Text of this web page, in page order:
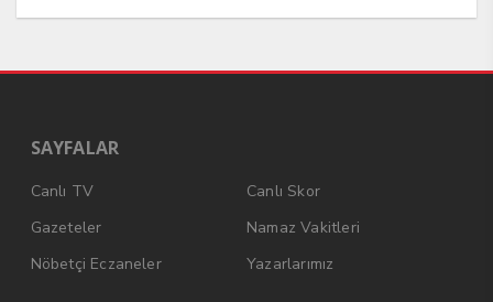
SAYFALAR
Canlı TV
Canlı Skor
Gazeteler
Namaz Vakitleri
Nöbetçi Eczaneler
Yazarlarımız